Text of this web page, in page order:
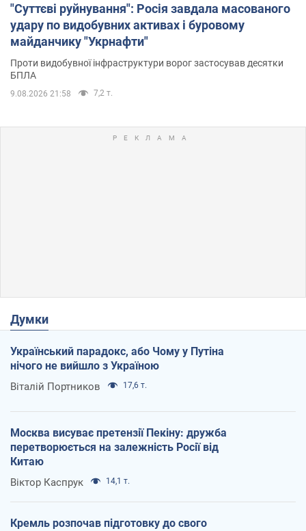
"Суттєві руйнування": Росія завдала масованого
удару по видобувних активах і буровому
майданчику "Укрнафти"
Проти видобувної інфраструктури ворог застосував десятки
БПЛА
9.08.2026 21:58 7,2 т.
Думки
Український парадокс, або Чому у Путіна
нічого не вийшло з Україною
Віталій Портников 17,6 т.
Москва висуває претензії Пекіну: дружба
перетворюється на залежність Росії від
Китаю
Віктор Каспрук 14,1 т.
Кремль розпочав підготовку до свого